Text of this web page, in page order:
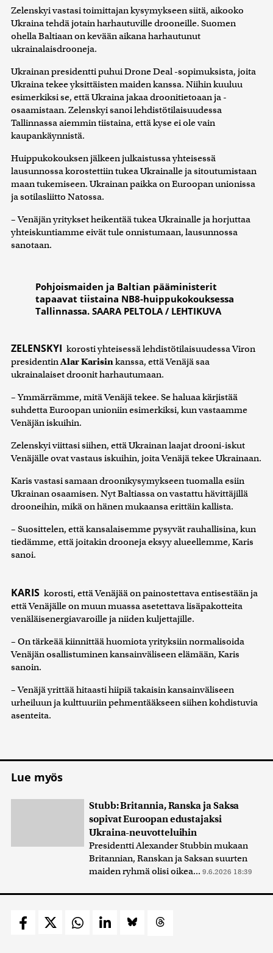
Zelenskyi vastasi toimittajan kysymykseen siitä, aikooko
Ukraina tehdä jotain harhautuville drooneille. Suomen
ohella Baltiaan on kevään aikana harhautunut
ukrainalaisdrooneja.
Ukrainan presidentti puhui Drone Deal -sopimuksista, joita
Ukraina tekee yksittäisten maiden kanssa. Niihin kuuluu
esimerkiksi se, että Ukraina jakaa droonitietoaan ja -
osaamistaan. Zelenskyi sanoi lehdistötilaisuudessa
Tallinnassa aiemmin tiistaina, että kyse ei ole vain
kaupankäynnistä.
Huippukokouksen jälkeen julkaistussa yhteisessä
lausunnossa korostettiin tukea Ukrainalle ja sitoutumistaan
maan tukemiseen. Ukrainan paikka on Euroopan unionissa
ja sotilasliitto Natossa.
– Venäjän yritykset heikentää tukea Ukrainalle ja horjuttaa
yhteiskuntiamme eivät tule onnistumaan, lausunnossa
sanotaan.
Pohjoismaiden ja Baltian pääministerit
tapaavat tiistaina NB8-huippukokouksessa
Tallinnassa. SAARA PELTOLA / LEHTIKUVA
ZELENSKYI korosti yhteisessä lehdistötilaisuudessa Viron
presidentinAlar Karisinkanssa, että Venäjä saa
ukrainalaiset droonit harhautumaan.
– Ymmärrämme, mitä Venäjä tekee. Se haluaa kärjistää
suhdetta Euroopan unioniin esimerkiksi, kun vastaamme
Venäjän iskuihin.
Zelenskyi viittasi siihen, että Ukrainan laajat drooni-iskut
Venäjälle ovat vastaus iskuihin, joita Venäjä tekee Ukrainaan.
Karis vastasi samaan droonikysymykseen tuomalla esiin
Ukrainan osaamisen. Nyt Baltiassa on vastattu hävittäjillä
drooneihin, mikä on hänen mukaansa erittäin kallista.
– Suosittelen, että kansalaisemme pysyvät rauhallisina, kun
tiedämme, että joitakin drooneja eksyy alueellemme, Karis
sanoi.
KARIS korosti, että Venäjää on painostettava entisestään ja
että Venäjälle on muun muassa asetettava lisäpakotteita
venäläisenergiavaroille ja niiden kuljettajille.
– On tärkeää kiinnittää huomiota yrityksiin normalisoida
Venäjän osallistuminen kansainväliseen elämään, Karis
sanoin.
– Venäjä yrittää hitaasti hiipiä takaisin kansainväliseen
urheiluun ja kulttuuriin pehmentääkseen siihen kohdistuvia
asenteita.
Lue myös
Stubb: Britannia, Ranska ja Saksa
sopivat Euroopan edustajaksi
Ukraina-neuvotteluihin
Presidentti Alexander Stubbin mukaan
Britannian, Ranskan ja Saksan suurten
maiden ryhmä olisi oikea... 9.6.2026 18:39